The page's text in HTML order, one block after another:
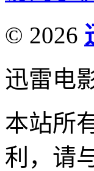
© 2026
迅雷电
本站所
利，请